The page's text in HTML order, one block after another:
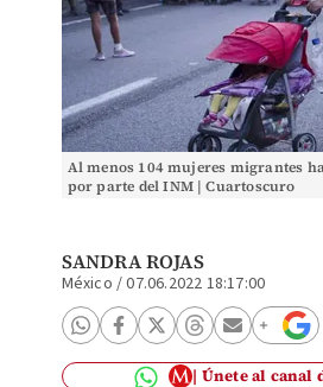
Al menos 104 mujeres migrantes
por parte del INM | Cuartoscuro
SANDRA ROJAS
México /07.06.2022 18:17:00
Únete al canal